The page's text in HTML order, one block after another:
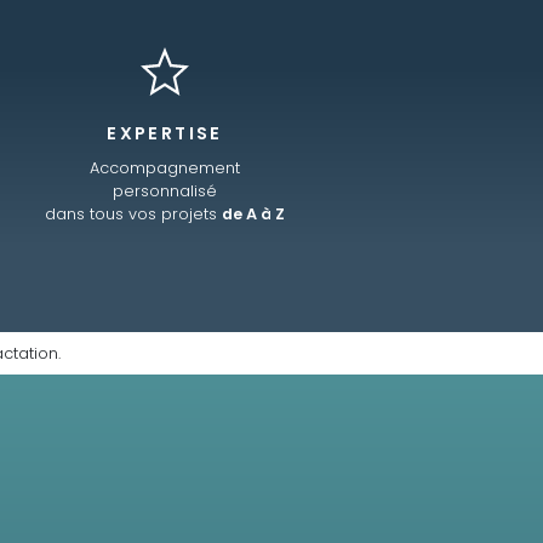
EXPERTISE
Accompagnement
personnalisé
dans tous vos projets de A à Z